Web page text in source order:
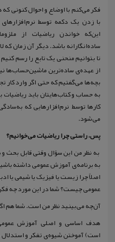
فکر می‌کنم با اوضاع و احوال کنونی
با زدن یک دکمه توسط
این‌که خواندن ریاضیات از
ساده‌انگارانه باشد‌‌. دیگر آن زمان که
تا بتوانیم منحنی یک تابع را رسم
از عهده‌‌‌‌ی ساده‌ترین ماشین‌حساب‌ها
بچه‌ها می‌گفتیم که حتی اگر وارد کار
به حساب و کتاب‌هایتان باید
کارها توسط نرم‌افزارهایی که
می‌شود.
پس‌‌، راستی چرا ریاضیات می‌خوانیم؟
به نظر من این سؤال وقتی قابل بحث
به برنامه‌ی آموزش عمومی داشته
اصلاً چرا زیست یا فیزیک یا شیمی یا
عمومی چیست؟ شما در این مورد چه
آن‌چه می‌‌‌بینید نظر من است‌‌. شما هم
هدف اساسی و اصلی آموزش
است) آموختن شیوه‌ی تفکر و